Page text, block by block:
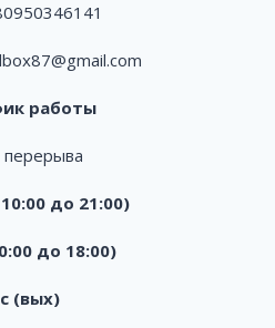
работы
перерыва
до 21:00)
до 18:00)
(вых)